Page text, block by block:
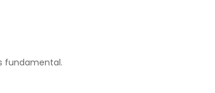
fundamental.